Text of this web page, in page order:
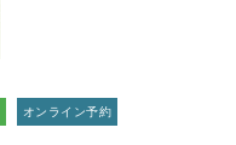
オンライン予約